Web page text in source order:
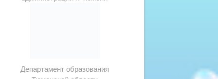
Департамент образования